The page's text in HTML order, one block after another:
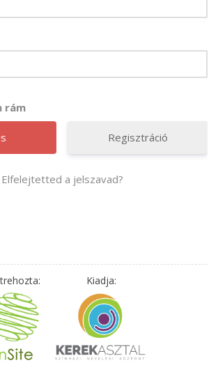
rám
Regisztráció
Elfelejtetted a jelszavad?
Kiadja: